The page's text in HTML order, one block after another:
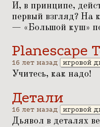
И, в принципе,
первый взгляд? На
— « Большой куш»
Planescape
16 лет назад игровой
Учитесь, как надо!
Детали
16 лет назад игровой
Дьявол в деталях